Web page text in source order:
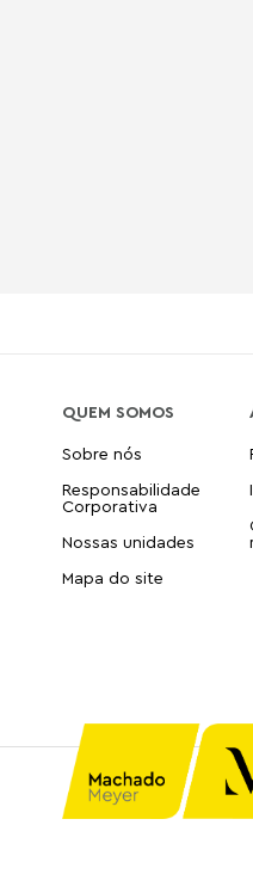
QUEM SOMOS
Sobre nós
Responsabilidade
Corporativa
Nossas unidades
Mapa do site